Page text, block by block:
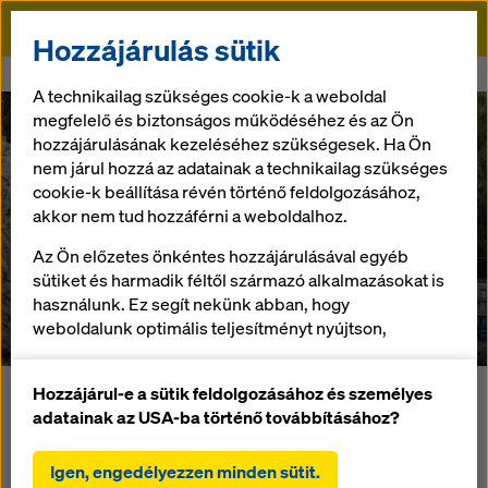
Doka
Referenciák
"Dam Sarvsfossen"
völgygát
Norvégia
A 150 m hosszú és 50 m magas Sarvsfossen gát
Doka szolgáltatja.
Hozzájárulás sütik
A technikailag szükséges cookie-k a weboldal
megfelelő és biztonságos működéséhez és az Ön
hozzájárulásának kezeléséhez szükségesek. Ha Ön
nem járul hozzá az adatainak a technikailag szükséges
cookie-k beállítása révén történő feldolgozásához,
akkor nem tud hozzáférni a weboldalhoz.
Az Ön előzetes önkéntes hozzájárulásával egyéb
sütiket és harmadik féltől származó alkalmazásokat is
használunk. Ez segít nekünk abban, hogy
weboldalunk optimális teljesítményt nyújtson,
a weboldalunk funkcionalitásának folyamatos
javítása (funkcionális és statisztikai sütik),
folyamat zökkenőmentes lebonyolításának
Hozzájárul-e a sütik feldolgozásához és személyes
adatainak az USA-ba történő továbbításához?
Igen, engedélyezzen minden sütit.